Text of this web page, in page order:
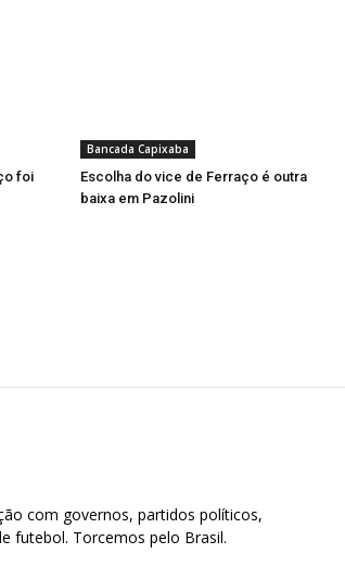
foi
Bancada Capixaba
Escolha do vice de Ferraço é outra
baixa em Pazolini
com governos, partidos políticos,
futebol. Torcemos pelo Brasil.